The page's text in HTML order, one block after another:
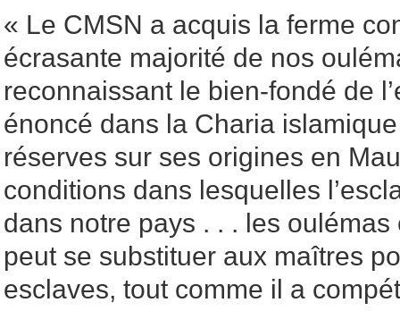
« Le CMSN a acquis la ferme
écrasante majorité de nos
reconnaissant le bien-fondé de
énoncé dans la Charia
réserves sur ses origines en
conditions dans lesquelles
dans notre pays . . . les oulémas
peut se substituer aux maîtres
esclaves, tout comme il a